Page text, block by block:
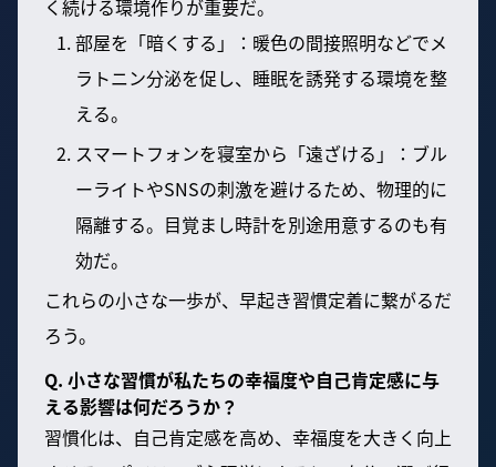
く続ける環境作りが重要だ。
部屋を「暗くする」：暖色の間接照明などでメ
ラトニン分泌を促し、睡眠を誘発する環境を整
える。
スマートフォンを寝室から「遠ざける」：ブル
ーライトやSNSの刺激を避けるため、物理的に
隔離する。目覚まし時計を別途用意するのも有
効だ。
これらの小さな一歩が、早起き習慣定着に繋がるだ
ろう。
Q. 小さな習慣が私たちの幸福度や自己肯定感に与
える影響は何だろうか？
習慣化は、自己肯定感を高め、幸福度を大きく向上